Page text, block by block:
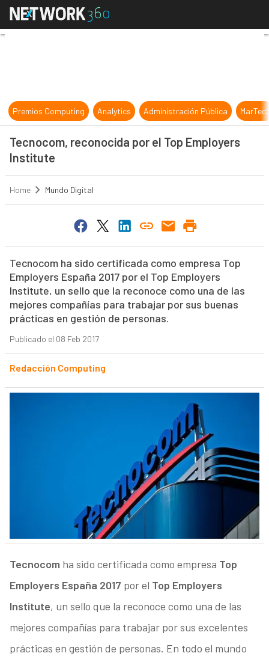
Tecnocom, reconocida por el Top
Premios Computing Analytics Administración Pública
Tecnocom, reconocida por el Top Employers
Institute
Home Mundo Digital
Tecnocom ha sido certificada como empresa Top
Employers España 2017 por el Top Employers
Institute, un sello que la reconoce como una de las
mejores compañías para trabajar por sus buenas
prácticas en gestión de personas.
Publicado el 08 Feb 2017
Redacción Computing
Tecnocom ha sido certificada como empresa Top
Employers España 2017 por el Top Employers
Institute, un sello que la reconoce como una de las
mejores compañías para trabajar por sus excelentes
prácticas en gestión de personas. En todo el mundo